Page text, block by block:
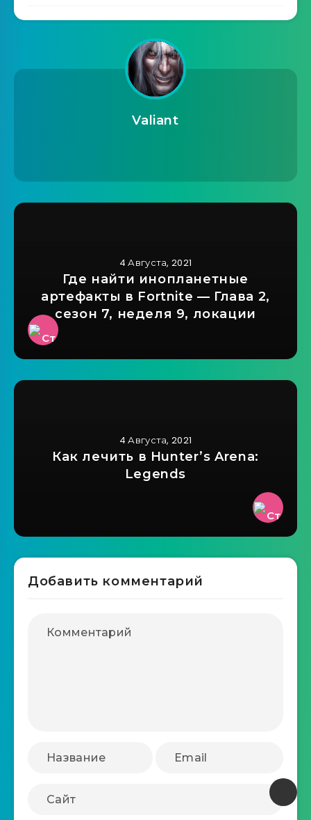
Valiant
4 Августа, 2021
Где найти инопланетные
артефакты в Fortnite — Глава 2,
сезон 7, неделя 9, локации
4 Августа, 2021
Как лечить в Hunter’s Arena:
Legends
Добавить комментарий